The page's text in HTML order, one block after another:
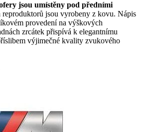
jsou umístěny pod předními
jsou vyrobeny z kovu. Nápis
provedení na výškových
zrcátek přispívá k elegantnímu
výjimečné kvality zvukového